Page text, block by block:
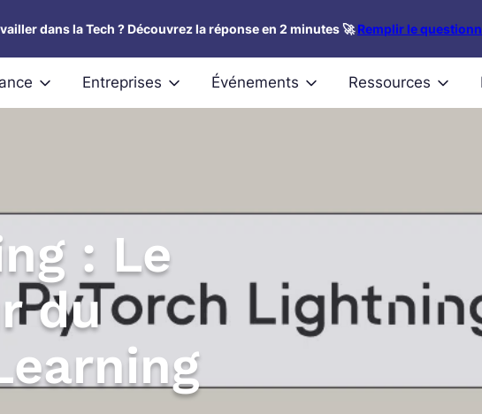
dans la Tech ? Découvrez la réponse en 2 minutes 🚀Remplir le
Entreprises Événements Ressources
: Le
du